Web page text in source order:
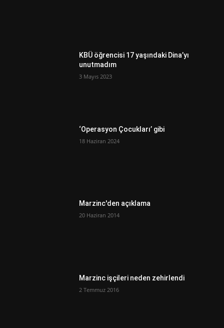
KBÜ öğrencisi 17 yaşındaki Dina’yı
unutmadım
3 Mayıs 2023
‘Operasyon Çocukları’ gibi
18 Haziran 2024
Marzinc'den açıklama
20 Haziran 2014
Marzinc işçileri neden zehirlendi
2 Temmuz 2016